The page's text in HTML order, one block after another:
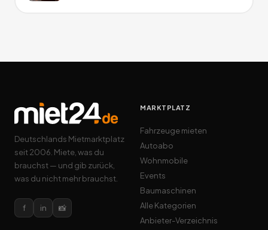
Deutschlands Mietmarktplatz
seit 2006. Miete, was du
brauchst — und gib zurück,
was du nicht mehr brauchst.
f in 📸
MARKTPLATZ
Fahrzeuge mieten
Autoabo
Wohnmobile
Events
Baumaschinen
Alle Kategorien
Anbieter-Verzeichnis